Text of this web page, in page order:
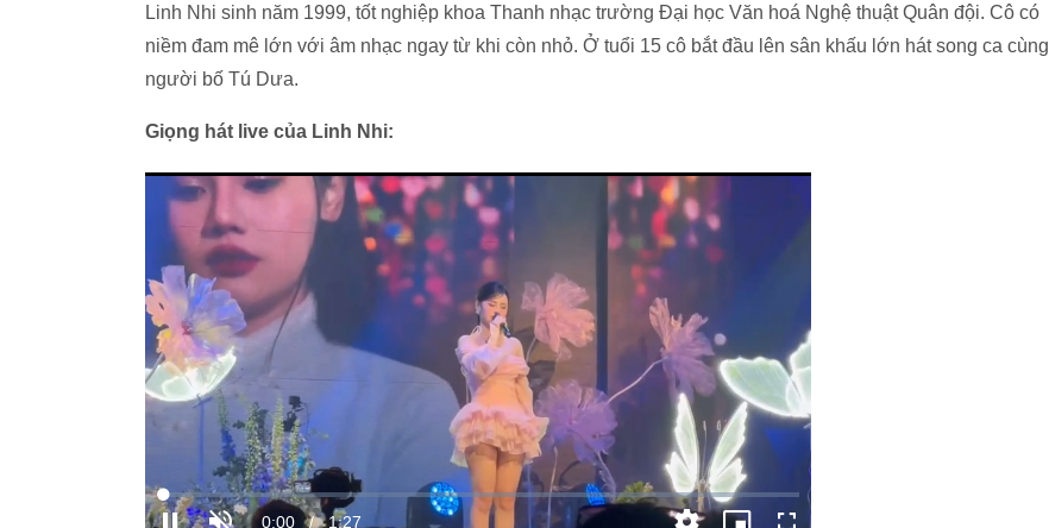
Linh Nhi sinh năm 1999, tốt nghiệp khoa Thanh nhạc trường Đại học Văn hoá Nghệ thuật Quân đội. Cô có
niềm đam mê lớn với âm nhạc ngay từ khi còn nhỏ. Ở tuổi 15 cô bắt đầu lên sân khấu lớn hát song ca cùng
người bố Tú Dưa.
Giọng hát live của Linh Nhi: